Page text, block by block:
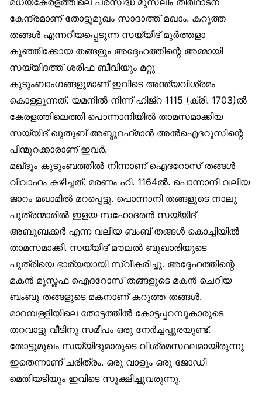
കേന്ദ്രമാണ് തോട്ടുമുഖം സാദാത്ത് മഖാം. കറുത്ത
തങ്ങൾ എന്നറിയപ്പെടുന്ന സയ്യിദ് മുർത്തളാ
കുഞ്ഞിക്കോയ തങ്ങളും അദ്ദേഹത്തിന്റെ അമ്മായി
സയ്യിദത്ത് ശരീഫ ബീവിയും മറ്റു
കുടുംബാംഗങ്ങളുമാണ് ഇവിടെ അന്ത്യവിശ്രമം
കൊള്ളുന്നത്. യമനിൽ നിന്ന് ഹിജ്‌റ 1115 (ക്രി. 1703)ൽ
കേരളത്തിലെത്തി പൊന്നാനിയിൽ താമസമാക്കിയ
സയ്യിദ് ഖുതുബ് അബ്ദുറഹ്‌മാൻ അൽഐദറൂസിന്റെ
പിന്മുറക്കാരാണ് ഇവർ.
മഖ്ദൂം കുടുംബത്തിൽ നിന്നാണ് ഐദറോസ് തങ്ങൾ
വിവാഹം കഴിച്ചത്. മരണം ഹി. 1164ൽ. പൊന്നാനി വലിയ
ജാറം മഖാമിൽ മറപ്പെട്ടു. പൊന്നാനി തങ്ങളുടെ നാലു
പുത്രന്മാരിൽ ഇളയ സഹോദരൻ സയ്യിദ്
അബൂബക്കർ എന്ന വലിയ ബംബ് തങ്ങൾ കൊച്ചിയിൽ
താമസമാക്കി. സയ്യിദ് മൗലൽ ബുഖാരിയുടെ
പുത്രിയെ ഭാര്യയായി സ്വീകരിച്ചു. അദ്ദേഹത്തിന്റെ
മകൻ മുസ്തഫ ഐദറോസ് തങ്ങളുടെ മകൻ ചെറിയ
ബംബു തങ്ങളുടെ മകനാണ് കറുത്ത തങ്ങൾ.
മാറമ്പള്ളിയിലെ തോട്ടത്തിൽ കോട്ടപ്പറമ്പുകാരുടെ
തറവാട്ടു വീടിനു സമീപം ഒരു നേർച്ചപ്പുരയുണ്ട്.
തോട്ടുമുഖം സയ്യിദുമാരുടെ വിശ്രമസ്ഥലമായിരുന്നു
ഇതെന്നാണ് ചരിത്രം. ഒരു വാളും ഒരു ജോഡി
മെതിയടിയും ഇവിടെ സൂക്ഷിച്ചുവരുന്നു.